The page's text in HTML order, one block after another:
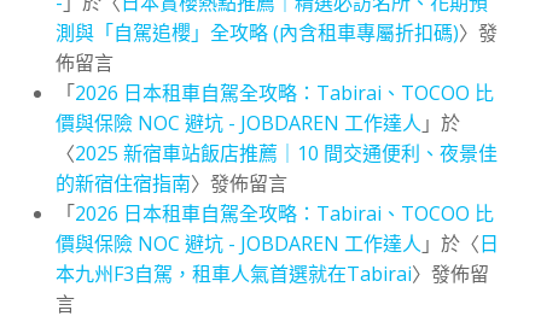
測與「自駕追櫻」全攻略 (內含租車專屬折扣碼)〉發
佈留言
「2026 日本租車自駕全攻略：Tabirai、TOCOO 比
價與保險 NOC 避坑 - JOBDAREN 工作達人 」於
〈2025 新宿車站飯店推薦｜10 間交通便利、夜景佳
的新宿住宿指南〉發佈留言
「2026 日本租車自駕全攻略：Tabirai、TOCOO 比
價與保險 NOC 避坑 - JOBDAREN 工作達人 」於〈日
本九州F3自駕，租車人氣首選就在Tabirai〉發佈留
言